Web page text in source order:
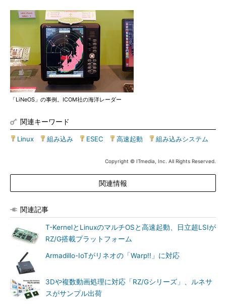
「LiNeOS」の事例。ICOM社の海洋レーダー
関連キーワード
Linux 組み込み ESEC 高速起動 組み込みシステム
Copyright © ITmedia, Inc. All Rights Reserved.
関連情報
関連記事
T-KernelとLinuxのマルチOSと高速起動、日立超LSIが
RZ/G搭載プラットフォーム
Armadillo-IoTがリネオの「Warp!!」に対応
3Dや複数動画処理に対応「RZ/Gシリーズ」、ルネサ
スがサンプル出荷